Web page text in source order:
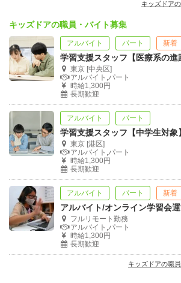
キッズドア
キッズドアの職員・バイト募集
アルバイト パート 新着
東京 [中央区]
アルバイト,パート
時給1,300円
長期歓迎
アルバイト パート
学習支援スタッフ【中学生対
東京 [港区]
アルバイト,パート
時給1,300円
長期歓迎
アルバイト パート 新着
フルリモート勤務
アルバイト,パート
時給1,300円
長期歓迎
キッズドアの職